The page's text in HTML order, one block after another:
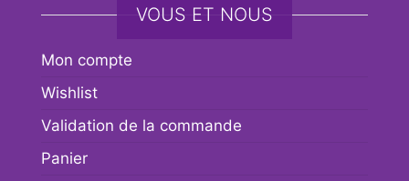
VOUS ET NOUS
Mon compte
Wishlist
Validation de la commande
Panier